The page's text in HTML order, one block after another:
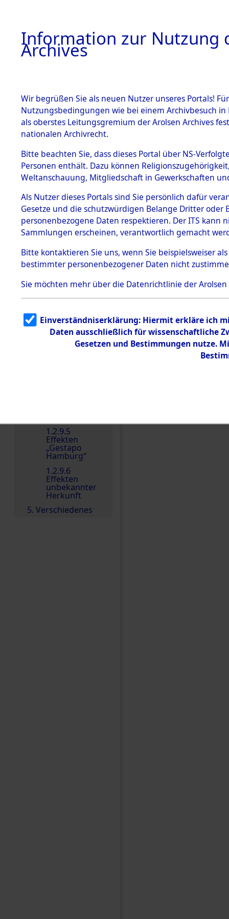
BESTÄNDE
1.
Inhaftierungsdoku
mente
1.2.9 Beim ITS
Effekten
1.2.9.1
Effekten aus
dem KZ
Dachau
1.2.9.2
Effekten aus
dem KZ
Bayerisches
1.2.9.3
Effekten aus
dem KZ
Neuengamm
1.2.9.5
Effekten
„Gestapo
Hamburg“
1.2.9.6
Effekten
unbekannter
Herkunft
5. Verschiedenes
0002
Information zur Nutzung
Archives
Wir begrüßen Sie als neuen Nutzer unseres Portals!
Nutzungsbedingungen wie bei einem Archivbesuch
als oberstes Leitungsgremium der Arolsen Archives
nationalen Archivrecht.
Bitte beachten Sie, dass dieses Portal über NS-
Personen enthält. Dazu können
Weltanschauung, Mitgliedschaft in Gewerkschaften
Als Nutzer dieses Portals sind Sie persönlich dafür
Gesetze und die schutzwürdigen Belange Dritter
personenbezogene Daten respektieren. Der ITS
Sammlungen erscheinen, verantwortlich gemacht
Bitte kontaktieren Sie uns, wenn Sie beispielsweiser
bestimmter personenbezogener Daten nicht
Sie möchten mehr über die Datenrichtlinie der Arolsen
Einverständniserklärung: Hiermit erkläre ich
Daten ausschließlich für wissenschaftliche
Gesetzen und Bestimmungen nutze.